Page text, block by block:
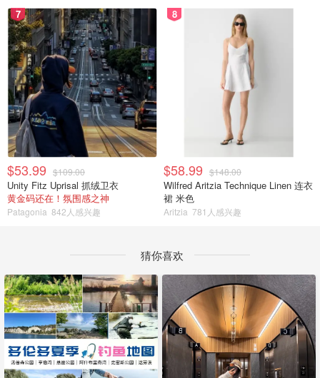
7
$53.99 $109.00
Unity Fitz Uprisal 抓绒卫衣
黄金码还在！氛围感之神
Patagonia 842人感兴趣
8
$58.99 $148.00
Wilfred Aritzia Technique Linen 连衣
裙 米色
Aritzia 781人感兴趣
猜你喜欢